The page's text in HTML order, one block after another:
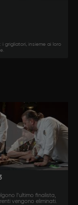
grigliatori, insieme ai loro
l’ultimo finalista,
vengono eliminati.